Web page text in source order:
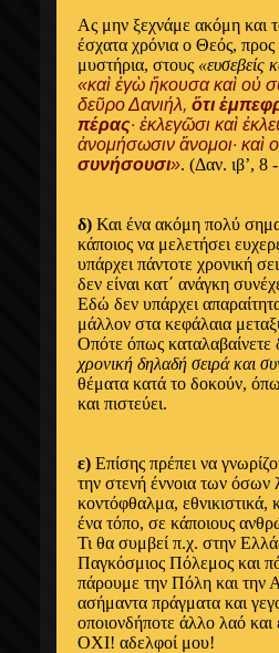
Ας μην ξεχνάμε ακόμη και
έσχατα χρόνια ο Θεός,
μυστήρια, στους «ευσεβείς
«καὶ ἐγὼ ἤκουσα καὶ οὐ
δεῦρο Δανιήλ, ὅτι
πέρας· ἐκλεγῶσι καὶ
ἀνομήσωσιν ἄνομοι· καὶ
συνήσουσι». (Δαν. ιβ’, 8
δ) Και ένα ακόμη πολύ
κάποιος να μελετήσει
υπάρχει πάντοτε χρονική
δεν είναι κατ΄ ανάγκη
Εδώ δεν υπάρχει
μάλλον στα κεφάλαια
Οπότε όπως καταλαβαίνετε
χρονική δηλαδή σειρά και
θέματα κατά το δοκούν,
και πιστεύει.
ε) Επίσης πρέπει να
την στενή έννοια των όσων
κοντόφθαλμα, εθνικιστικά,
ένα τόπο, σε κάποιους
Τι θα συμβεί π.χ. στην
Παγκόσμιος Πόλεμος και
πάρουμε την Πόλη και την
ασήμαντα πράγματα και
οποιονδήποτε άλλο λαό και
ΟΧΙ! αδελφοί μου!